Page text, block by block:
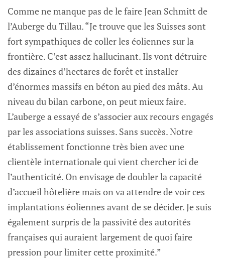
Comme ne manque pas de le faire Jean Schmitt de
l’Auberge du Tillau. “Je trouve que les Suisses sont
fort sympathiques de coller les éoliennes sur la
frontière. C’est assez hallucinant. Ils vont détruire
des dizaines d’hectares de forêt et installer
d’énormes massifs en béton au pied des mâts. Au
niveau du bilan carbone, on peut mieux faire.
L’auberge a essayé de s’associer aux recours engagés
par les associations suisses. Sans succès. Notre
établissement fonctionne très bien avec une
clientèle internationale qui vient chercher ici de
l’authenticité. On envisage de doubler la capacité
d’accueil hôtelière mais on va attendre de voir ces
implantations éoliennes avant de se décider. Je suis
également surpris de la passivité des autorités
françaises qui auraient largement de quoi faire
pression pour limiter cette proximité.”